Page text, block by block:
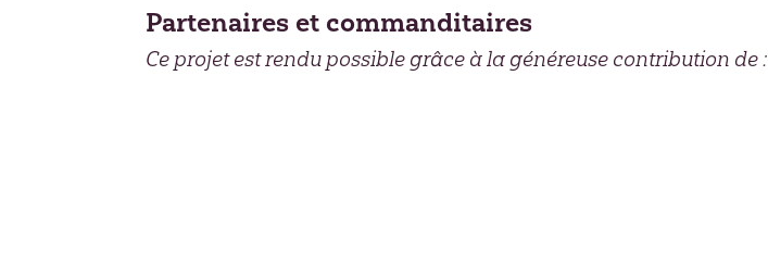
Partenaires et commanditaires
Ce projet est rendu possible grâce à la généreuse contribution de :